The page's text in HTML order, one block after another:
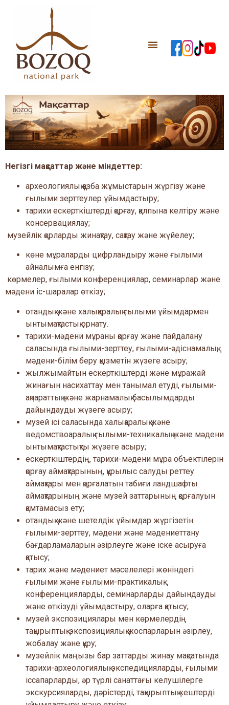
Негізгі мақсаттар және міндеттер:
археологиялық қазба жұмыстарын жүргізу және
ғылыми зерттеулер ұйымдастыру;
тарихи ескерткіштерді қорғау, қалпына келтіру және
консервациялау;
музейлік қорларды жинақтау, сақтау және жүйелеу;
көне мұраларды цифрландыру және ғылыми
айналымға енгізу;
көрмелер, ғылыми конференциялар, семинарлар және
мәдени іс-шаралар өткізу;
отандық және халықаралық ғылыми ұйымдармен
ынтымақтастық орнату.
тарихи-мәдени мұраны қорғау және пайдалану
саласында ғылыми-зерттеу, ғылыми-әдіснамалық,
мәдени-білім беру қызметін жүзеге асыру;
жылжымайтын ескерткіштерді және мұражай
жинағын насихаттау мен танымал етуді, ғылыми-
ақпараттық және жарнамалық басылымдарды
дайындауды жүзеге асыру;
музей ісі саласында халықаралық және
ведомствоаралық ғылыми-техникалық және мәдени
ынтымақтастықты жүзеге асыру;
ескерткіштердің, тарихи-мәдени мұра объектілерін
қорғау аймақтарының, құрылыс салуды реттеу
аймақтары мен қорғалатын табиғи ландшафты
аймақтарының және музей заттарының қорғалуын
қамтамасыз ету;
отандық және шетелдік ұйымдар жүргізетін
ғылыми-зерттеу, мәдени және мәдениеттану
бағдарламаларын әзірлеуге және іске асыруға
қатысу;
тарих және мәдениет мәселелері жөніндегі
ғылыми және ғылыми-практикалық
конференцияларды, семинарларды дайындауды
және өткізуді ұйымдастыру, оларға қатысу;
музей экспозициялары мен көрмелердің
тақырыптық-экспозициялық жоспарларын әзірлеу,
жобалау және құру;
музейлік маңызы бар заттарды жинау мақсатында
тарихи-археологиялық экспедицияларды, ғылыми
іссапарларды, әр түрлі санаттағы келушілерге
экскурсияларды, дәрістерді, тақырыптық кештерді